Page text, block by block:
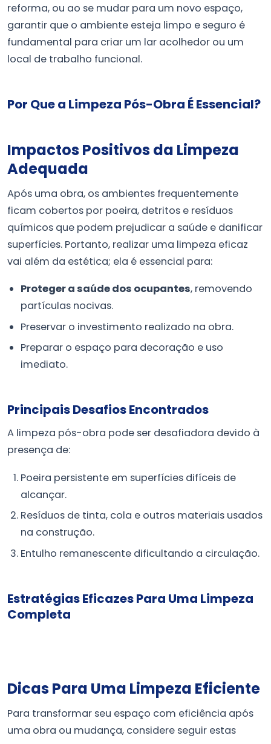
reforma, ou ao se mudar para um novo espaço,
garantir que o ambiente esteja limpo e seguro é
fundamental para criar um lar acolhedor ou um
local de trabalho funcional.
Por Que a Limpeza Pós-Obra É Essencial?
Impactos Positivos da Limpeza
Adequada
Após uma obra, os ambientes frequentemente
ficam cobertos por poeira, detritos e resíduos
químicos que podem prejudicar a saúde e danificar
superfícies. Portanto, realizar uma limpeza eficaz
vai além da estética; ela é essencial para:
Proteger a saúde dos ocupantes, removendo
partículas nocivas.
Preservar o investimento realizado na obra.
Preparar o espaço para decoração e uso
imediato.
Principais Desafios Encontrados
A limpeza pós-obra pode ser desafiadora devido à
presença de:
Poeira persistente em superfícies difíceis de
alcançar.
Resíduos de tinta, cola e outros materiais usados
na construção.
Entulho remanescente dificultando a circulação.
Estratégias Eficazes Para Uma Limpeza
Completa
Dicas Para Uma Limpeza Eficiente
Para transformar seu espaço com eficiência após
uma obra ou mudança, considere seguir estas